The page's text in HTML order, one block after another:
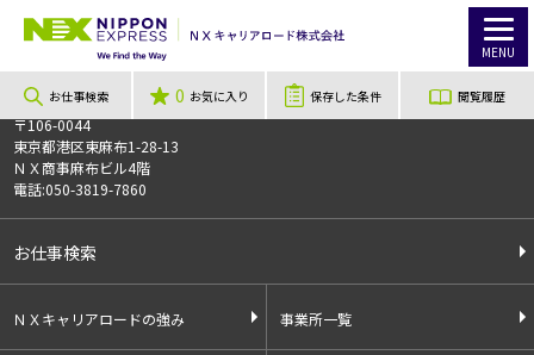
MENU
お仕事検索 0 お気に入り 保存した条件 閲覧履歴
TOP お仕事検索
このお仕事は非公開のお仕事です
お仕事番号013934
〒106-0044
東京都港区東麻布1-28-13
ＮＸ商事麻布ビル4階
電話:050-3819-7860
お仕事検索
ＮＸキャリアロードの強み 事業所一覧